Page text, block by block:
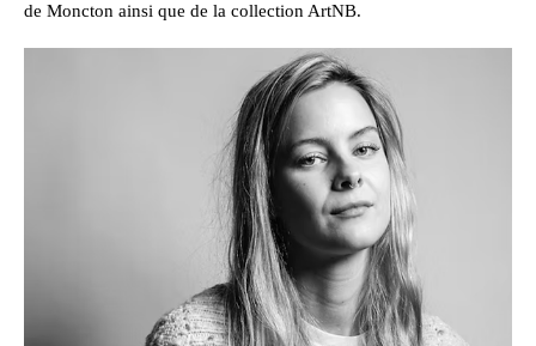
de Moncton ainsi que de la collection ArtNB.​